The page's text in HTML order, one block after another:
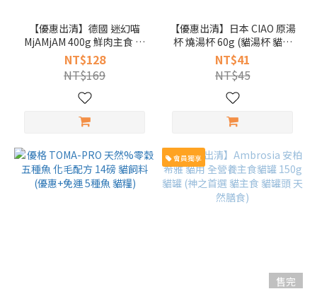
【優惠出清】德國 迷幻喵
MjAMjAM 400g 鮮肉主食 大
貓罐 (魔力喵 貓罐 主食罐)
NT$128
NT$169
【優惠出清】日本 CIAO 原湯
杯 燒湯杯 60g (貓湯杯 貓餐
盒 補水神器 貓罐 貓罐頭 湯
杯)
NT$41
NT$45
會員獨享
售完